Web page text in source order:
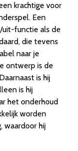
krachtige voor
Een
uit-functie als de
die tevens
naar je
ontwerp is de
is hij
is hij
het onderhoud
worden
waardoor hij